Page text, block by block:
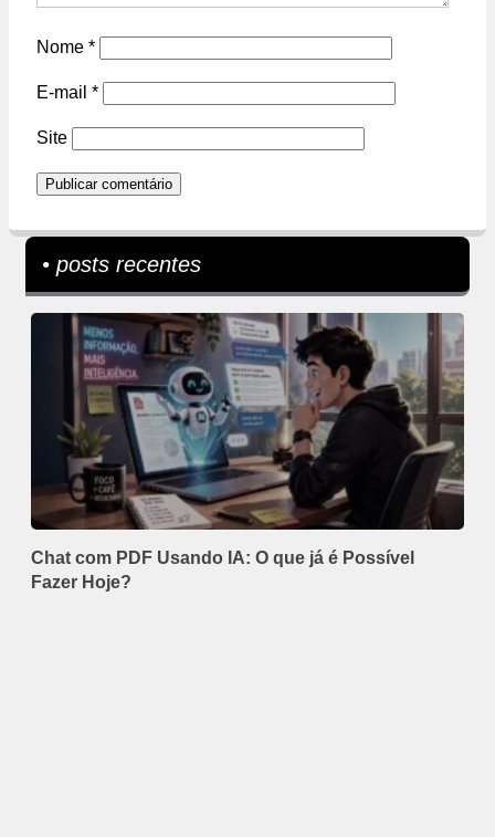
Nome *
E-mail *
Site
• posts recentes
Chat com PDF Usando IA: O que já é Possível
Fazer Hoje?